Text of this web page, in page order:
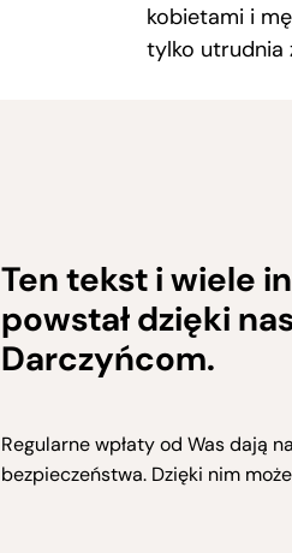
kobietami i
tylko utrudnia
Ten tekst i wiele
powstał dzięki
Darczyńcom.
Regularne wpłaty od Was dają
bezpieczeństwa. Dzięki nim